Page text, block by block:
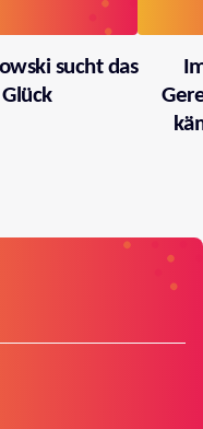
sucht das
Glück